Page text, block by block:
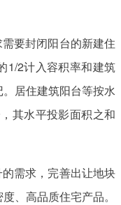
要封闭阳台的新建住
1/2计入容积率和建筑
居住建筑阳台等按水
其水平投影面积之和
需求，完善出让地块
、高品质住宅产品。